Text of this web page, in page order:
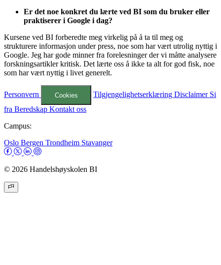
Er det noe konkret du lærte ved BI som du bruker eller
praktiserer i Google i dag?
Kursene ved BI forberedte meg virkelig på å ta til meg og
strukturere informasjon under press, noe som har vært utrolig nyttig i
Google. Jeg har gode minner fra forelesninger der vi måtte analysere
forskningsartikler kritisk. Det lærte oss å ikke ta alt for god fisk, noe
som har vært nyttig i livet generelt.
Personvern Cookies TilgjengelighetserklæringDisclaimer Si
fra Beredskap Kontakt oss
Campus:
Oslo Bergen Trondheim Stavanger
© 2026 Handelshøyskolen BI